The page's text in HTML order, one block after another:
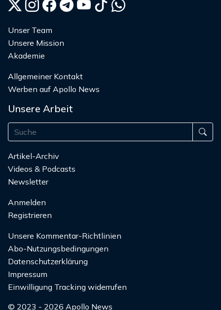
Unser Team
Unsere Mission
Akademie
Allgemeiner Kontakt
Werben auf Apollo News
Unsere Arbeit
Artikel-Archiv
Videos & Podcasts
Newsletter
Anmelden
Registrieren
Unsere Kommentar-Richtlinien
Abo-Nutzungsbedingungen
Datenschutzerklärung
Impressum
Einwilligung Tracking widerrufen
© 2023 - 2026 Apollo News